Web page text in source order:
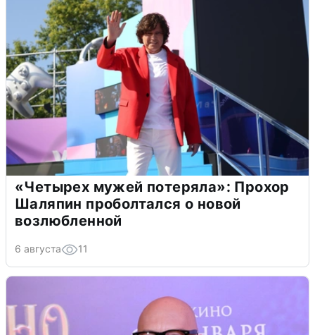
«Четырех мужей потеряла»: Прохор
Шаляпин проболтался о новой
возлюбленной
6 августа 11